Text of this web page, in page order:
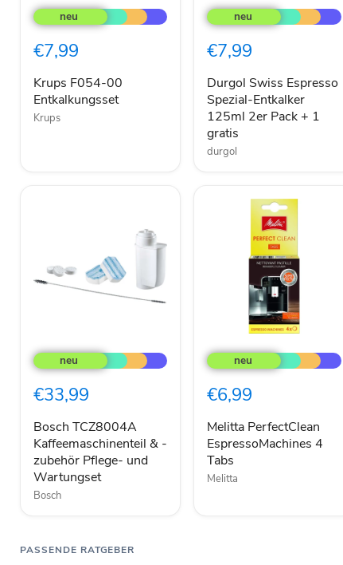
F054-
00
€7,99
Krups F054-00
Entkalkungsset
Krups
Swiss
Espresso
Entkalker
2er
Pack
+
1
gratis
€7,99
Durgol Swiss Espresso
Spezial-Entkalker
125ml 2er Pack + 1
gratis
durgol
TCZ8004A
Kaffeemaschinenteil
-
Pflege-
und
Wartungset
€33,99
Bosch TCZ8004A
Kaffeemaschinenteil & -
zubehör Pflege- und
Wartungset
Bosch
PerfectClean
EspressoMachines
Tabs
€6,99
Melitta PerfectClean
EspressoMachines 4
Tabs
Melitta
PASSENDE RATGEBER